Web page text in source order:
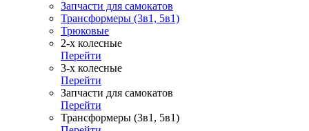
Запчасти для самокатов
Трансформеры (3в1, 5в1)
Трюковые
2-х колесные
Перейти
3-х колесные
Перейти
Запчасти для самокатов
Перейти
Трансформеры (3в1, 5в1)